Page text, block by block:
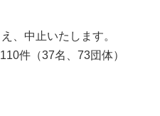
、中止いたします。
73団体）